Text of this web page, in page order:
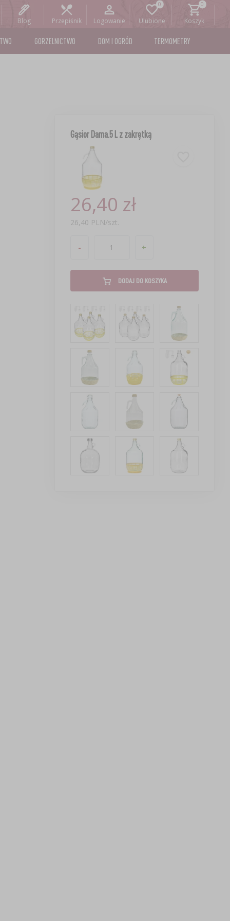
Blog Przepiśnik Logowanie Ulubione Koszyk
GORZELNICTWO DOM I OGRÓD TERMOMETRY
Gąsior Dama.5 L z zakrętką
26,40 zł
26,40 PLN/szt.
- +
DODAJ DO KOSZYKA